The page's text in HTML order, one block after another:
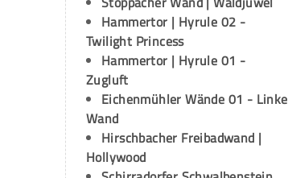
Hammertor | Hyrule 02 -
Twilight Princess
Hammertor | Hyrule 01 -
Zugluft
Eichenmühler Wände 01 - Linke
Wand
Hirschbacher Freibadwand |
Hollywood